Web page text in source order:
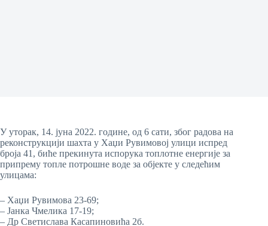
У уторак, 14. јуна 2022. године, од 6 сати, због радова на
реконструкцији шахта у Хаџи Рувимовој улици испред
броја 41, биће прекинута испорука топлотне енергије за
припрему топле потрошне воде за објекте у следећим
улицама:
– Хаџи Рувимова 23-69;
– Јанка Чмелика 17-19;
– Др Светислава Касапиновића 2б.